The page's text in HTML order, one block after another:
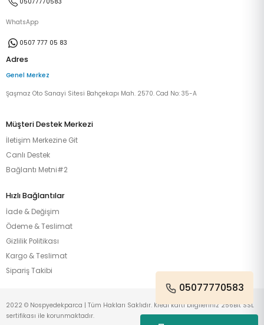
WhatsApp
0507 777 05 83
Adres
Genel Merkez
Şaşmaz Oto Sanayi Sitesi Bahçekapı Mah. 2570. Cad No: 35-A
Müşteri Destek Merkezi
İletişim Merkezine Git
Canlı Destek
Bağlantı Metni#2
Hızlı Bağlantılar
İade & Değişim
Ödeme & Teslimat
Gizlilik Politikası
Kargo & Teslimat
Sipariş Takibi
05077770583
2022 © Nospyedekparca | Tüm Hakları Saklıdır. Kredi kartı bilgileriniz 256Bit SSL
sertifikası ile korunmaktadır.